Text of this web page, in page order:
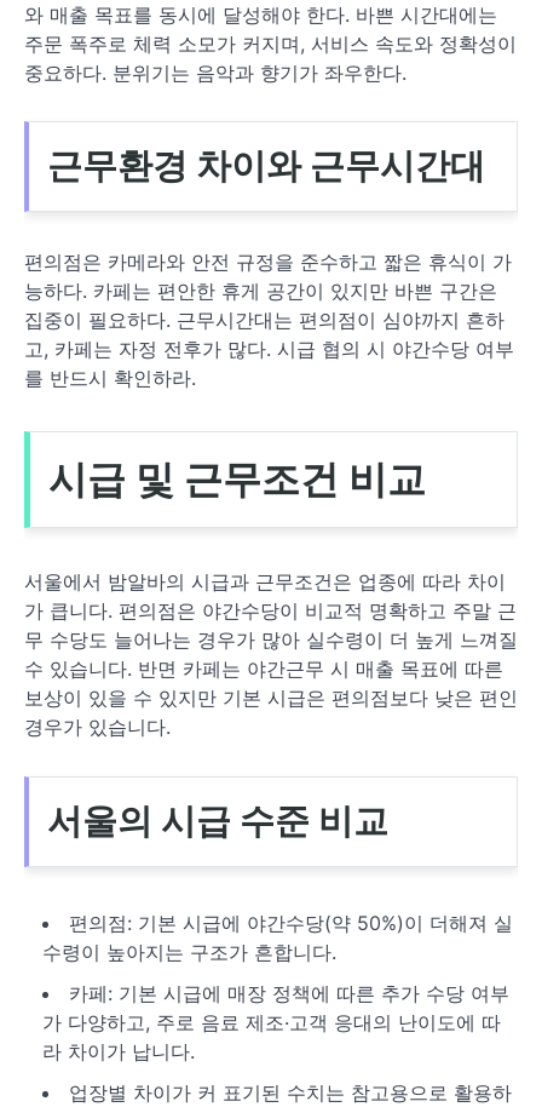
와 매출 목표를 동시에 달성해야 한다. 바쁜 시간대에는
주문 폭주로 체력 소모가 커지며, 서비스 속도와 정확성이
중요하다. 분위기는 음악과 향기가 좌우한다.
근무환경 차이와 근무시간대
편의점은 카메라와 안전 규정을 준수하고 짧은 휴식이 가
능하다. 카페는 편안한 휴게 공간이 있지만 바쁜 구간은
집중이 필요하다. 근무시간대는 편의점이 심야까지 흔하
고, 카페는 자정 전후가 많다. 시급 협의 시 야간수당 여부
를 반드시 확인하라.
시급 및 근무조건 비교
서울에서 밤알바의 시급과 근무조건은 업종에 따라 차이
가 큽니다. 편의점은 야간수당이 비교적 명확하고 주말 근
무 수당도 늘어나는 경우가 많아 실수령이 더 높게 느껴질
수 있습니다. 반면 카페는 야간근무 시 매출 목표에 따른
보상이 있을 수 있지만 기본 시급은 편의점보다 낮은 편인
경우가 있습니다.
서울의 시급 수준 비교
편의점: 기본 시급에 야간수당(약 50%)이 더해져 실
수령이 높아지는 구조가 흔합니다.
카페: 기본 시급에 매장 정책에 따른 추가 수당 여부
가 다양하고, 주로 음료 제조·고객 응대의 난이도에 따
라 차이가 납니다.
업장별 차이가 커 표기된 수치는 참고용으로 활용하